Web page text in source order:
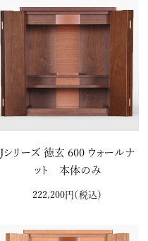
Jシリーズ 徳玄 600 ウォールナ
ット 本体のみ
222,200円 （税込）